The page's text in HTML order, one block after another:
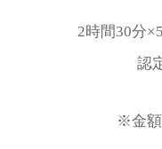
2時間30分
認
※金額